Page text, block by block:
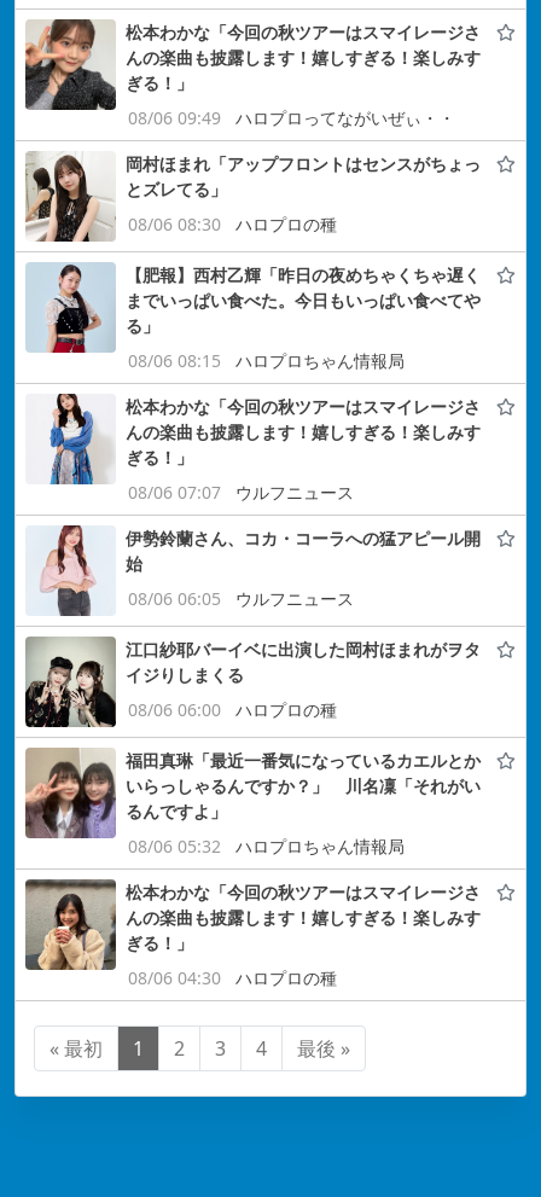
松本わかな「今回の秋ツアーはスマイレージさ
んの楽曲も披露します！嬉しすぎる！楽しみす
ぎる！」
08/06 09:49
ハロプロってながいぜぃ・・
岡村ほまれ「アップフロントはセンスがちょっ
とズレてる」
08/06 08:30
ハロプロの種
【肥報】西村乙輝「昨日の夜めちゃくちゃ遅く
までいっぱい食べた。今日もいっぱい食べてや
る」
08/06 08:15
ハロプロちゃん情報局
松本わかな「今回の秋ツアーはスマイレージさ
んの楽曲も披露します！嬉しすぎる！楽しみす
ぎる！」
08/06 07:07
ウルフニュース
伊勢鈴蘭さん、コカ・コーラへの猛アピール開
始
08/06 06:05
ウルフニュース
江口紗耶バーイベに出演した岡村ほまれがヲタ
イジりしまくる
08/06 06:00
ハロプロの種
福田真琳「最近一番気になっているカエルとか
いらっしゃるんですか？」 川名凜「それがい
るんですよ」
08/06 05:32
ハロプロちゃん情報局
松本わかな「今回の秋ツアーはスマイレージさ
んの楽曲も披露します！嬉しすぎる！楽しみす
ぎる！」
08/06 04:30
ハロプロの種
« 最初 1 2 3 4 最後 »